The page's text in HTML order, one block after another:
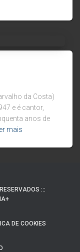
da Costa)
e é cantor,
anos de
Ler mais
:::
DE COOKIES